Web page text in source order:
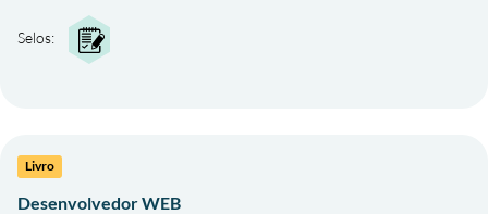
Selos:
Livro
Desenvolvedor WEB